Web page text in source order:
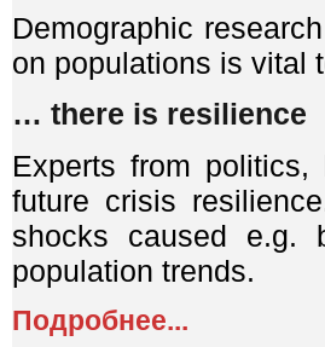
Demographic
on populations is vital
… there is resilience
Experts from
future crisis
shocks caused e.g.
population trends.
Подробнее...